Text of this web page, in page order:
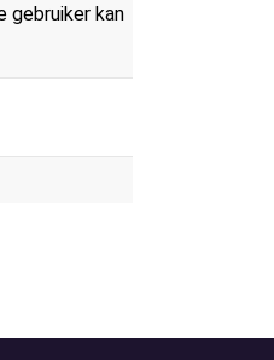
gebruiker kan